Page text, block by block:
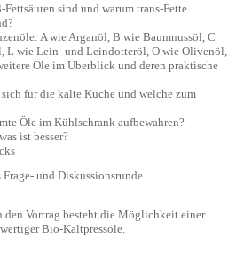
Fettsäuren sind und warum trans-Fette
A wie Arganöl, B wie Baumnussöl, C
L wie Lein- und Leindotteröl, O wie Olivenöl,
Öle im Überblick und deren praktische
für die kalte Küche und welche zum
Öle im Kühlschrank aufbewahren?
ist besser?
und Diskussionsrunde
den Vortrag besteht die Möglichkeit einer
Bio-Kaltpressöle.